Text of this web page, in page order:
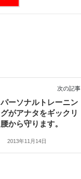
次の記事
パーソナルトレーニン
グがアナタをギックリ
腰から守ります。
2013年11月14日